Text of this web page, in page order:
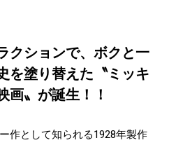
クションで、ボクと一
を塗り替えた〝ミッキ
画〟が誕生！！
作として知られる1928年製作